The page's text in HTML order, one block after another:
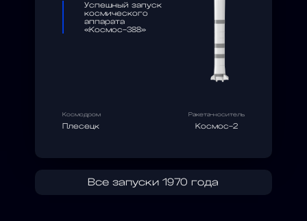
Успешный запуск
космического
аппарата
«Космос-388»
Космодром
Плесецк
Ракета-носитель
Космос-2
Все запуски 1970 года